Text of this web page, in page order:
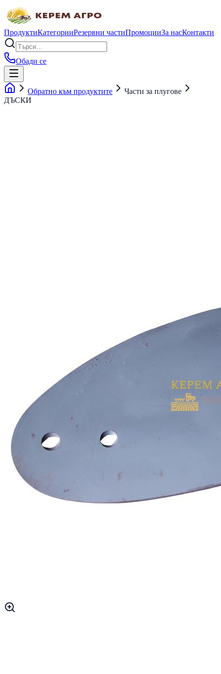
ПродуктиКатегорииРезервни частиПромоцииЗа насКонтакти
Обади се
Обратно към продуктите
Части за плугове
ДЪСКИ